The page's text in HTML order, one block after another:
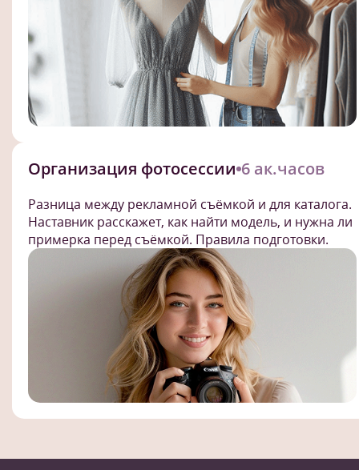
Организация фотосессии 6 ак.часов
Разница между рекламной съёмкой и для каталога.
Наставник расскажет, как найти модель, и нужна ли
примерка перед съёмкой. Правила подготовки.